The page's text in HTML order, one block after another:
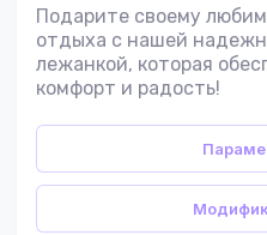
Подарите своему
отдыха с нашей
лежанкой, которая
комфорт и радость!